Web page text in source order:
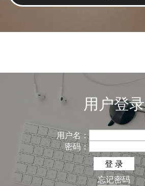
用户登录
用户名：
密码：
忘记密码